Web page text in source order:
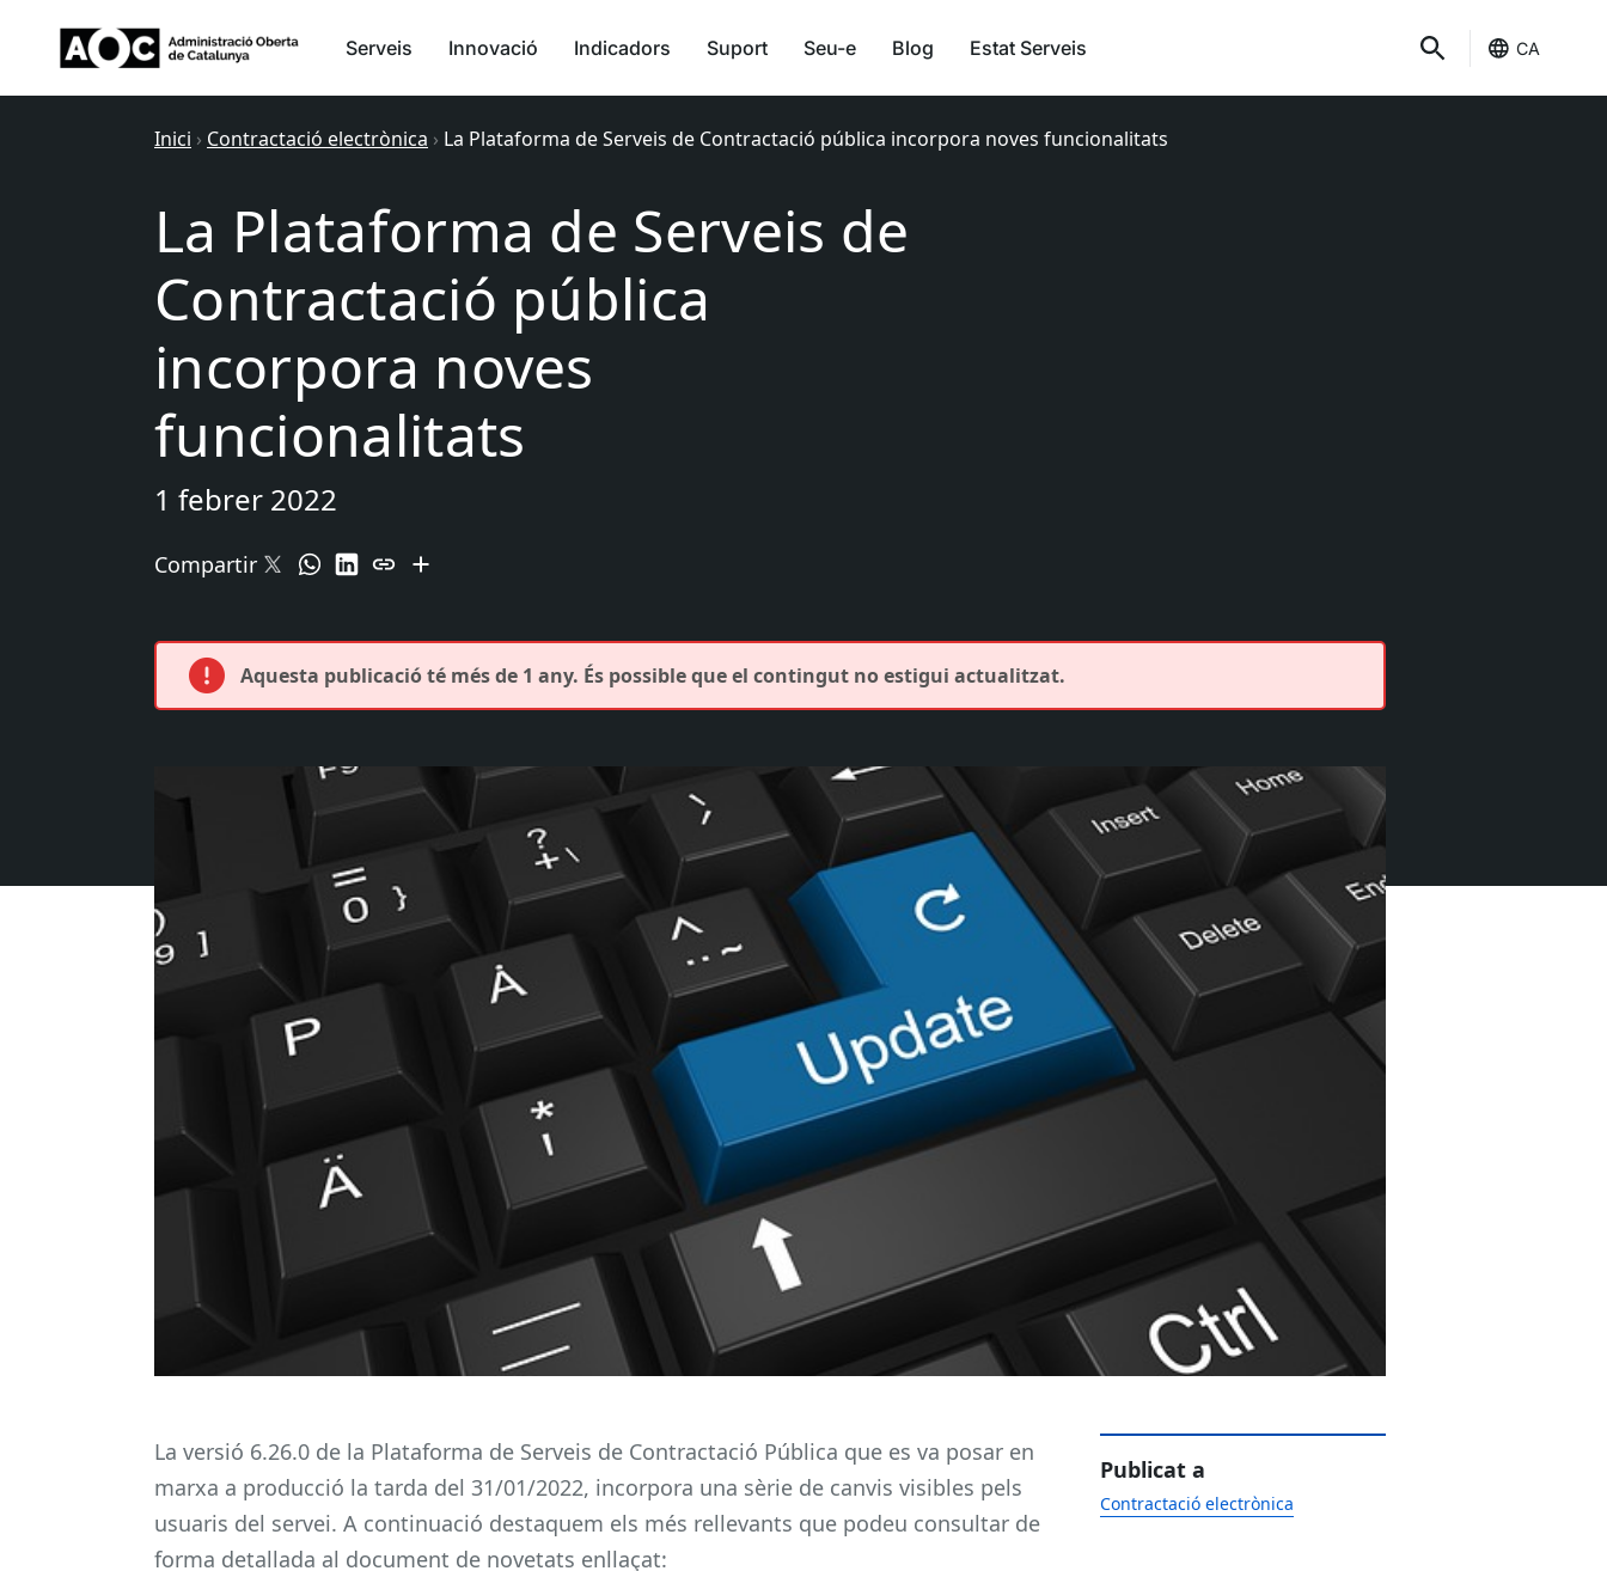
Serveis Innovació Indicadors Suport Seu-e Blog Estat Serveis CA
Inici › Contractació electrònica › La Plataforma de Serveis de Contractació pública incorpora noves funcionalitats
La Plataforma de Serveis de
Contractació pública
incorpora noves
funcionalitats
1 febrer 2022
Compartir
Aquesta publicació té més de 1 any. És possible que el contingut no estigui actualitzat.
La versió 6.26.0 de la Plataforma de Serveis de Contractació Pública que es va posar en
marxa a producció la tarda del 31/01/2022, incorpora una sèrie de canvis visibles pels
usuaris del servei. A continuació destaquem els més rellevants que podeu consultar de
forma detallada al document de novetats enllaçat:
Publicat a
Contractació electrònica